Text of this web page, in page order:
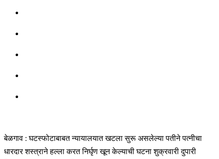
बेळगाव : घटस्फोटाबाबत न्यायालयात खटला सुरू असलेल्या पतीने पत्नीचा
धारदार शस्त्राने हल्ला करत निर्घृण खून केल्याची घटना शुक्रवारी दुपारी